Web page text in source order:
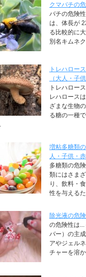
クマバチの
バチの危険
は、体長が
る比較的に
別名キムネ
トレハロー
（大人・子
トレハロー
レハロース
ざまな生物
る糖の一種
増粘多糖類
人・子供・赤
多糖類の危
類にはさま
り、飲料・
性を与える
除光液の危
の危険性は
バー）の主
アやジェル
チャーを溶